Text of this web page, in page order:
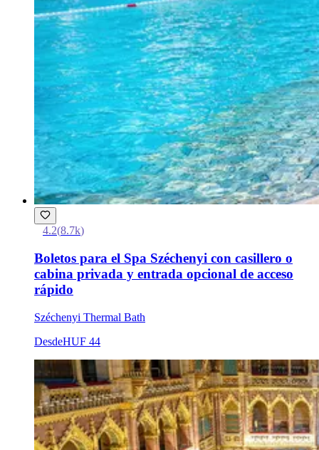
4.2(8.7k)
Boletos para el Spa Széchenyi con casillero o
cabina privada y entrada opcional de acceso
rápido
Széchenyi Thermal Bath
DesdeHUF 44